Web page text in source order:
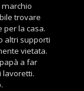
marchio
trovare
per la casa.
altri supporti
vietata.
a far
lavoretti.